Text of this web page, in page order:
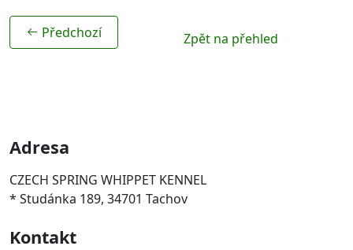
Předchozí Zpět na přehled
Adresa
CZECH SPRING WHIPPET KENNEL
* Studánka 189, 34701 Tachov
Kontakt